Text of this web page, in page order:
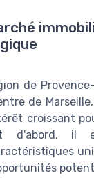
de
de
croissant
d'abord, il